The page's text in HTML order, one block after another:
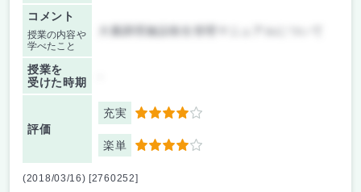
コメント
授業の内容や
学べたこと
大量調理施設衛生管理マニュアルについて
授業を
受けた時期
評価
充実 4
楽単 4
(2018/03/16) [2760252]